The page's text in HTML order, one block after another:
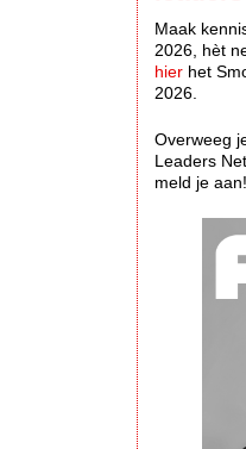
Maak
2026, hèt
hier het
2026.
Overweeg
Leaders
meld je aan!